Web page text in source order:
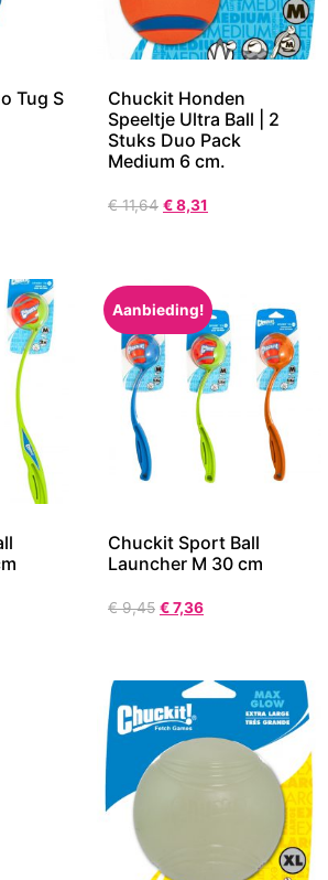
Tug S
Chuckit Honden
Speeltje Ultra Ball | 2
Stuks Duo Pack
Medium 6 cm.
€11,64 €8,31
Aanbieding!
Chuckit Sport Ball
Launcher M 30 cm
€9,45 €7,36